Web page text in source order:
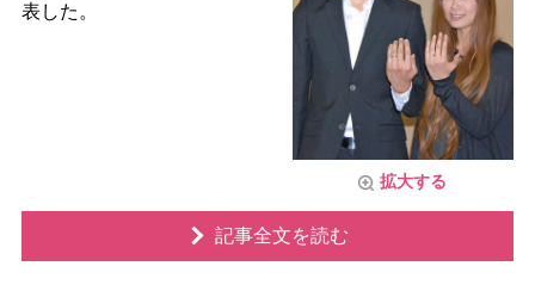
拡大する
表した。
記事全文を読む